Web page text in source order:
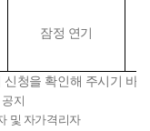
잠정 연기
청을 확인해 주시기 바
지
및 자가격리자